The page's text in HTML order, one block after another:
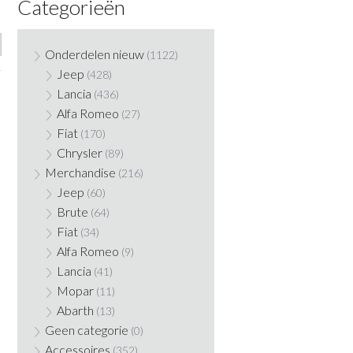
Categorieën
Onderdelen nieuw (1122)
Jeep (428)
Lancia (436)
Alfa Romeo (27)
Fiat (170)
Chrysler (89)
Merchandise (216)
Jeep (60)
Brute (64)
Fiat (34)
Alfa Romeo (9)
Lancia (41)
Mopar (11)
Abarth (13)
Geen categorie (0)
Accessoires (352)